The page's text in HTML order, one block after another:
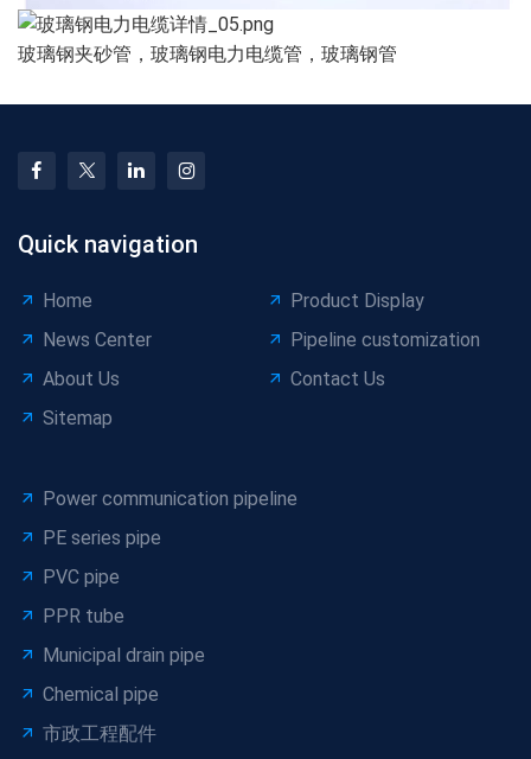
玻璃钢夹砂管，玻璃钢电力电缆管，玻璃钢管
Quick navigation
Home
Product Display
News Center
Pipeline customization
About Us
Contact Us
Sitemap
Power communication pipeline
PE series pipe
PVC pipe
PPR tube
Municipal drain pipe
Chemical pipe
市政工程配件